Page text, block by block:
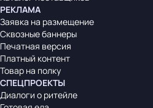
РЕКЛАМА
Заявка на размещение
Сквозные баннеры
Печатная версия
Платный контент
Товар на полку
СПЕЦПРОЕКТЫ
Диалоги о ритейле